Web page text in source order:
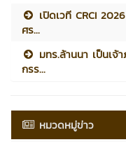
เปิดเวที CRCI
ศร...
มทร.ล้านนา เป็นเจ้
กรร...
หมวดหมู่ข่าว